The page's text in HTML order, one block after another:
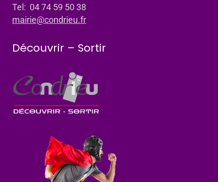
Tel: 04 74 59 50 38
mairie@condrieu.fr
Découvrir – Sortir